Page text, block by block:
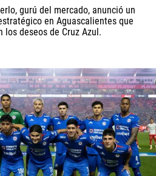
gurú del mercado, anunció un
en Aguascalientes que
los deseos de Cruz Azul.